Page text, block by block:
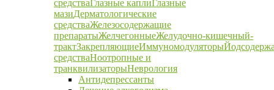
средстваГлазные каплиГлазные
мазиДерматологические
средстваЖелезосодержащие
препаратыЖелчегонныеЖелудочно-кишечный-
трактЗакрепляющиеИммуномодуляторы
средстваНоотропные и
транквилизаторыНеврология
Антидепрессанты